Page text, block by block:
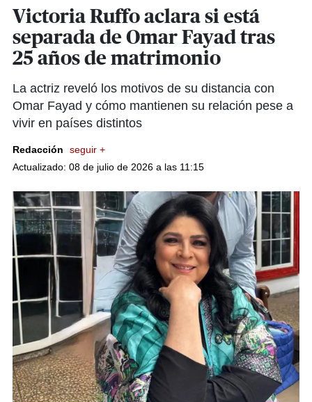
Victoria Ruffo aclara si está
separada de Omar Fayad tras
25 años de matrimonio
La actriz reveló los motivos de su distancia con
Omar Fayad y cómo mantienen su relación pese a
vivir en países distintos
Redacción
seguir +
Actualizado: 08 de julio de 2026 a las 11:15